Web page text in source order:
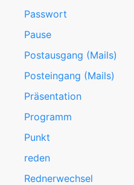
Passwort
Pause
Postausgang (Mails)
Posteingang (Mails)
Präsentation
Programm
Punkt
reden
Rednerwechsel